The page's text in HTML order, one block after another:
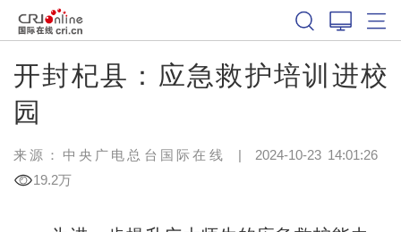
开封杞县：应急救护培训进校
园
来源：中央广电总台国际在线 | 2024-10-23 14:01:26
19.2万